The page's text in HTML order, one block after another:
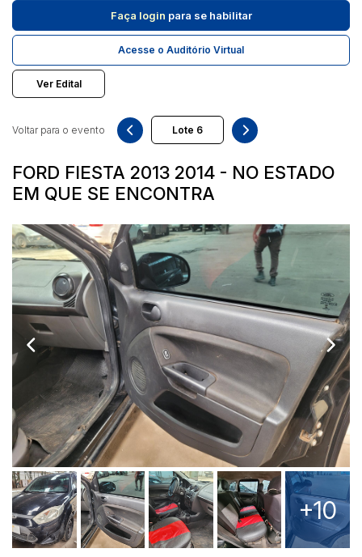
Faça login para se habilitar
Acesse o Auditório Virtual
Ver Edital
FORD FIESTA 2013 2014 - NO ESTADO
EM QUE SE ENCONTRA
Voltar para o evento
+10